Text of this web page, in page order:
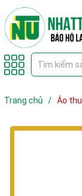
Trang chủ / Áo